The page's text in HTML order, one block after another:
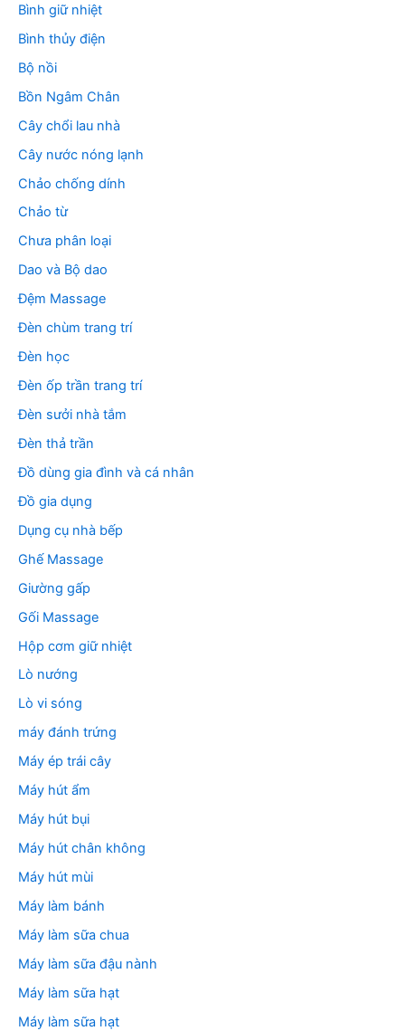
Bình giữ nhiệt
Bình thủy điện
Bộ nồi
Bồn Ngâm Chân
Cây chổi lau nhà
Cây nước nóng lạnh
Chảo chống dính
Chảo từ
Chưa phân loại
Dao và Bộ dao
Đệm Massage
Đèn chùm trang trí
Đèn học
Đèn ốp trần trang trí
Đèn sưởi nhà tắm
Đèn thả trần
Đồ dùng gia đình và cá nhân
Đồ gia dụng
Dụng cụ nhà bếp
Ghế Massage
Giường gấp
Gối Massage
Hộp cơm giữ nhiệt
Lò nướng
Lò vi sóng
máy đánh trứng
Máy ép trái cây
Máy hút ẩm
Máy hút bụi
Máy hút chân không
Máy hút mùi
Máy làm bánh
Máy làm sữa chua
Máy làm sữa đậu nành
Máy làm sữa hạt
Máy làm sữa hạt